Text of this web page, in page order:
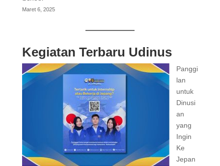
Maret 6, 2025
Kegiatan Terbaru Udinus
Panggi
lan
untuk
Dinusi
an
yang
Ingin
Ke
Jepan